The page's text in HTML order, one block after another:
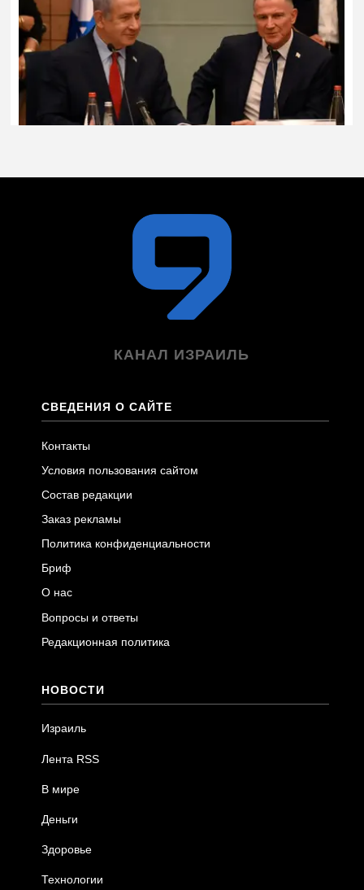
КАНАЛ ИЗРАИЛЬ
СВЕДЕНИЯ О САЙТЕ
Контакты
Условия пользования сайтом
Состав редакции
Заказ рекламы
Политика конфиденциальности
Бриф
О нас
Вопросы и ответы
Редакционная политика
НОВОСТИ
Израиль
Лента RSS
В мире
Деньги
Здоровье
Технологии